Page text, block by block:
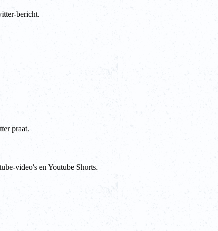
bericht.
praat.
video's en Youtube Shorts.